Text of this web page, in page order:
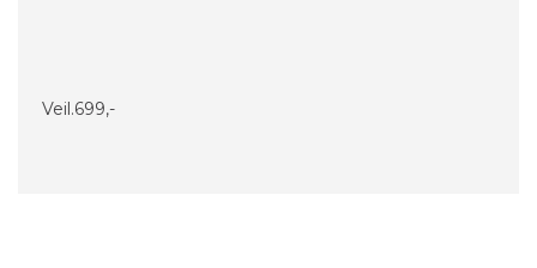
Veil.699,-